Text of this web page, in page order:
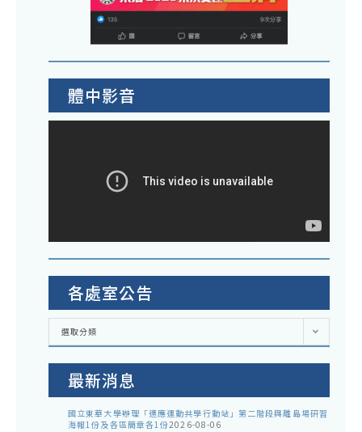
體中影音
各處室公告
各
室
選取分類
最新消息
國立東華大學辦理「適應運動共學行動站」第二階段與離島場研習
海報1份及各區簡章各1份2026-08-06